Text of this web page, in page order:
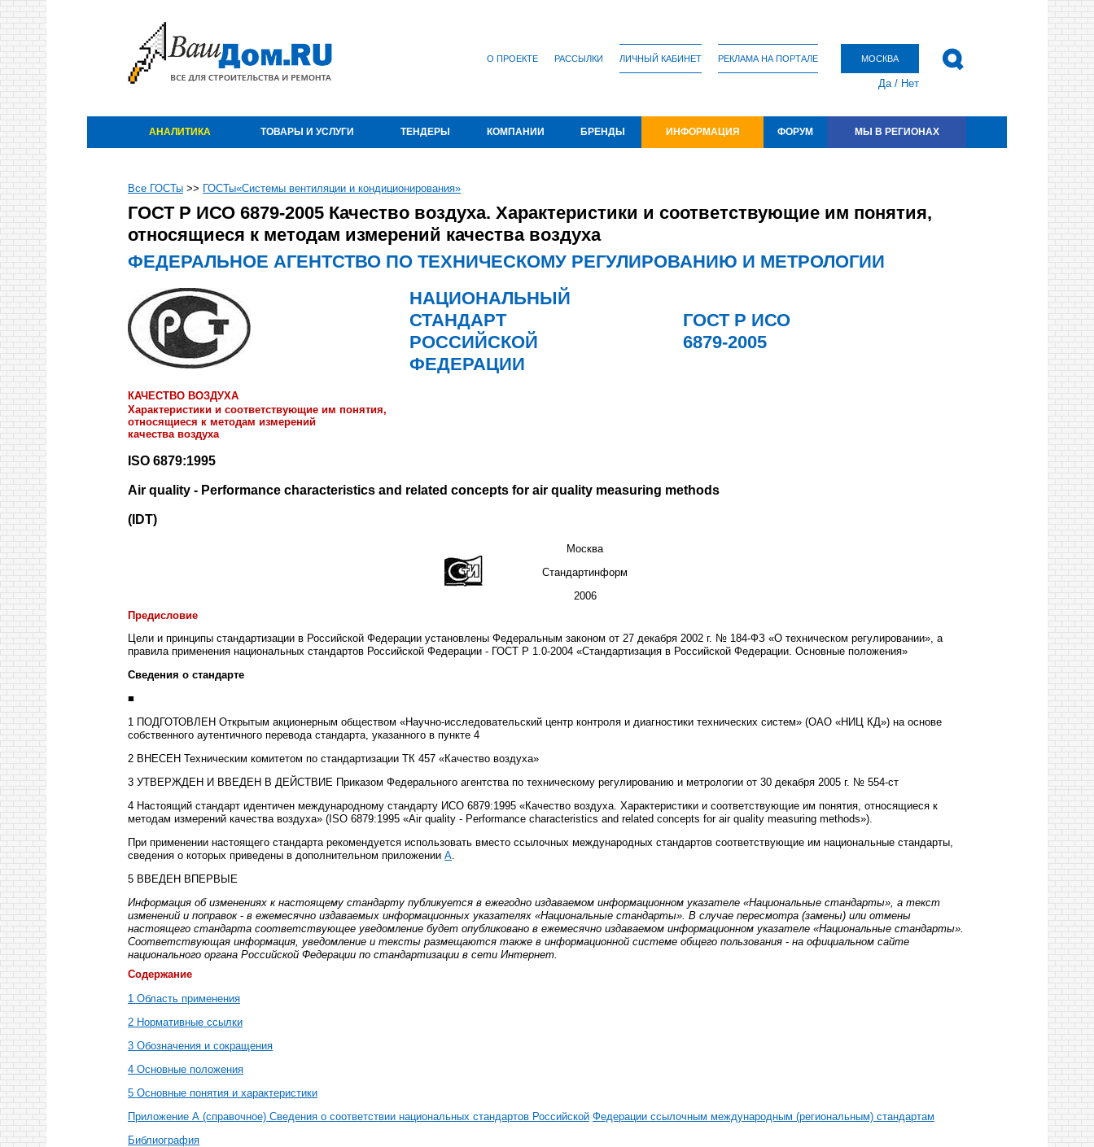
О ПРОЕКТЕ РАССЫЛКИ ЛИЧНЫЙ КАБИНЕТ РЕКЛАМА НА ПОРТАЛЕ МОСКВА
Да/ Нет
АНАЛИТИКА ТОВАРЫ И УСЛУГИ ТЕНДЕРЫ КОМПАНИИ БРЕНДЫ ИНФОРМАЦИЯ ФОРУМ МЫ В РЕГИОНАХ
Все ГОСТы >> ГОСТы«Системы вентиляции и кондиционирования»
ГОСТ Р ИСО 6879-2005 Качество воздуха. Характеристики и соответствующие им понятия,
относящиеся к методам измерений качества воздуха
ФЕДЕРАЛЬНОЕ АГЕНТСТВО ПО ТЕХНИЧЕСКОМУ РЕГУЛИРОВАНИЮ И МЕТРОЛОГИИ
НАЦИОНАЛЬНЫЙ
СТАНДАРТ
РОССИЙСКОЙ
ФЕДЕРАЦИИ
ГОСТ Р ИСО
6879-2005
КАЧЕСТВО ВОЗДУХА
Характеристики и соответствующие им понятия,
относящиеся к методам измерений
качества воздуха
ISO 6879:1995
Air quality - Performance characteristics and related concepts for air quality measuring methods
(IDT)
Москва
Стандартинформ
2006
Предисловие
Цели и принципы стандартизации в Российской Федерации установлены Федеральным законом от 27 декабря 2002 г. № 184-ФЗ «О техническом регулировании», а
правила применения национальных стандартов Российской Федерации - ГОСТ Р 1.0-2004 «Стандартизация в Российской Федерации. Основные положения»
Сведения о стандарте
■
1 ПОДГОТОВЛЕН Открытым акционерным обществом «Научно-исследовательский центр контроля и диагностики технических систем» (ОАО «НИЦ КД») на основе
собственного аутентичного перевода стандарта, указанного в пункте 4
2 ВНЕСЕН Техническим комитетом по стандартизации ТК 457 «Качество воздуха»
3 УТВЕРЖДЕН И ВВЕДЕН В ДЕЙСТВИЕ Приказом Федерального агентства по техническому регулированию и метрологии от 30 декабря 2005 г. № 554-ст
4 Настоящий стандарт идентичен международному стандарту ИСО 6879:1995 «Качество воздуха. Характеристики и соответствующие им понятия, относящиеся к
методам измерений качества воздуха» ( ISO 6879:1995 «Air quality - Performance characteristics and related concepts for air quality measuring methods»).
При применении настоящего стандарта рекомендуется использовать вместо ссылочных международных стандартов соответствующие им национальные стандарты,
сведения о которых приведены в дополнительном приложении А
5 ВВЕДЕН ВПЕРВЫЕ
Информация об изменениях к настоящему стандарту публикуется в ежегодно издаваемом информационном указателе «Национальные стандарты», а текст
изменений и поправок - в ежемесячно издаваемых информационных указателях «Национальные стандарты». В случае пересмотра (замены) или отмены
настоящего стандарта соответствующее уведомление будет опубликовано в ежемесячно издаваемом информационном указателе «Национальные стандарты».
Соответствующая информация, уведомление и тексты размещаются также в информационной системе общего пользования - на официальном сайте
национального органа Российской Федерации по стандартизации в сети Интернет.
Содержание
1 Область применения
2 Нормативные ссылки
3 Обозначения и сокращения
4 Основные положения
5 Основные понятия и характеристики
Приложение А (справочное) Сведения о соответствии национальных стандартов Российской Федерации ссылочным международным (региональным) стандартам
Библиография